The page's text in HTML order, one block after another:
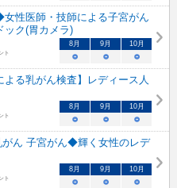
性医師・技師による子宮がん
ック(胃カメラ)
ト
8 月 9 月 10月
○ ○ ○
る乳がん検査】レディース人
ト
8 月 9 月 10月
○ ○ ○
ん 子宮がん◆輝く女性のレデ
ト
8 月 9 月 10月
○ ○ ○